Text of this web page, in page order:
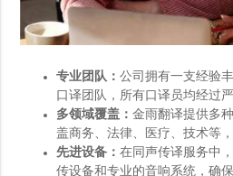
专业团队：公司拥有一支经验
口译团队，所有口译员均经过
多领域覆盖：金雨翻译提供多
盖商务、法律、医疗、技术等
先进设备：在同声传译服务中
传设备和专业的音响系统，确